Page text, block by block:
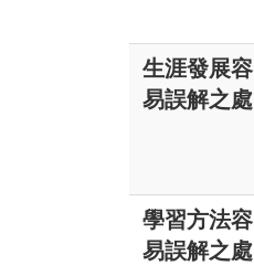
生涯發展容
易誤解之處
學習方法容
易誤解之處